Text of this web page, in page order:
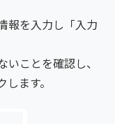
報を入力し「入力
ことを確認し、
ます。